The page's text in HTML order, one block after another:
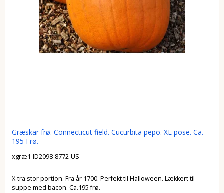
Græskar frø. Connecticut field. Cucurbita pepo. XL pose. Ca.
195 Frø.
xgræ1-ID2098-8772-US
X-tra stor portion. Fra år 1700. Perfekt til Halloween. Lækkert til
suppe med bacon. Ca.195 frø.